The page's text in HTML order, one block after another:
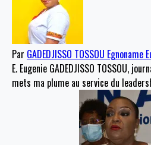
Par GADEDJISSO TOSSOU Egnoname
E. Eugenie GADEDJISSO TOSSOU,
mets ma plume au service du